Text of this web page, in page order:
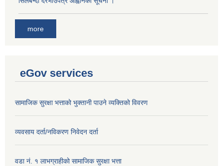
more
eGov services
सामाजिक सुरक्षा भत्ताको भुक्तानी पाउने व्यक्तिको विवरण
व्यवसाय दर्ता/नविकरण निवेदन दर्ता
वडा नं. १ लाभग्राहीको सामाजिक सुरक्षा भत्ता